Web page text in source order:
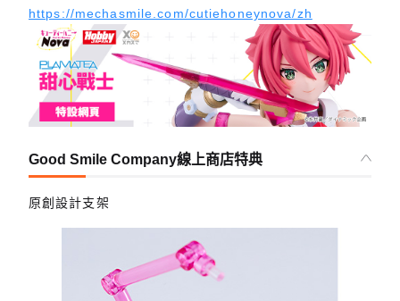
https://mechasmile.com/cutiehoneynova/zh
Good Smile Company線上商店特典
原創設計支架